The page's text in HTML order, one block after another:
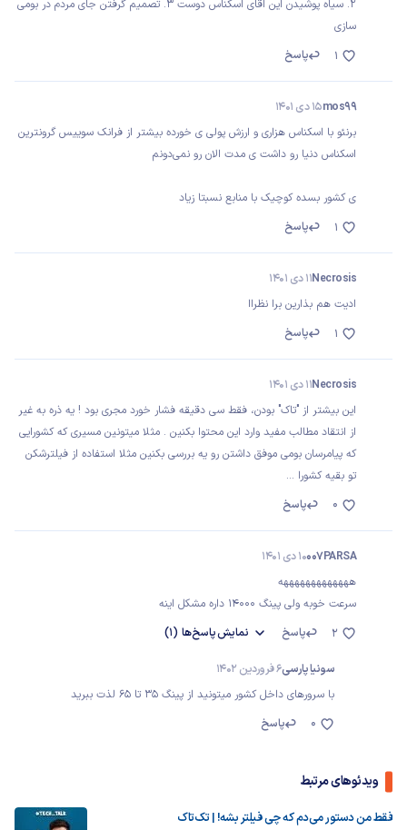
2. سیاه پوشیدن این اقای اسکناس دوست 3. تصمیم گرفتن جای مردم در بومی
سازی
پاسخ
1
mos9915 دی 1401
برنئو با اسکناس هزاری و ارزش پولی ی خورده بیشتر از فرانک سوییس گرونترین
اسکناس دنیا رو داشت ی مدت الان رو نمی‌دونم
ی کشور بسده کوچیک با منابع نسبتا زیاد
پاسخ
1
Necrosis11 دی 1401
ادیت هم بذارین برا نظراا
پاسخ
1
Necrosis11 دی 1401
این بیشتر از "تاک" بودن، فقط سی دقیقه فشار خورد مجری بود ! یه ذره به غیر
از انتقاد مطالب مفید وارد این محتوا بکنین . مثلا میتونین مسیری که کشورایی
که پیامرسان بومی موفق داشتن رو یه بررسی بکنین مثلا استفاده از فیلترشکن
تو بقیه کشورا ...
پاسخ
0
007PARSA10 دی 1401
هههههههههههههه
سرعت خوبه ولی پینگ 14000 داره مشکل اینه
پاسخ
نمایشپاسخ‌ها (1) 2
سونیا پارسی6 فروردین 1402
با سرورهای داخل کشور میتونید از پینگ 35 تا 65 لذت ببرید
پاسخ
0
ویدئوهای مرتبط
فقط من دستور می‌دم که چی فیلتر بشه! | تک‌تاک